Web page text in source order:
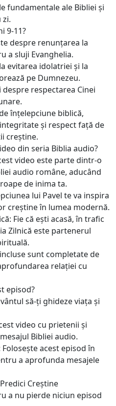
fundamentale ale Bibliei și
zi.
9-11?
despre renunțarea la
a sluji Evanghelia.
evitarea idolatriei și la
pe Dumnezeu.
respectarea Cinei
înțelepciune biblică,
și respect față de
creștine.
din seria Biblia audio?
video este parte dintr-o
audio române, aducând
de inima ta.
lui Pavel te va inspira
creștine în lumea modernă.
Fie că ești acasă, în trafic
Zilnică este partenerul
sunt completate de
relației cu
episod?
să-ți ghideze viața și
video cu prietenii și
Bibliei audio.
acest episod în
a aprofunda mesajele
Creștine
a nu pierde niciun episod